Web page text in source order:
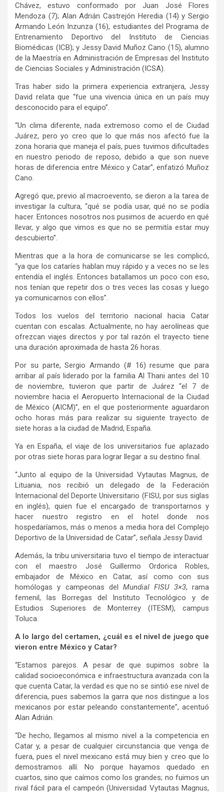
Chávez, estuvo conformado por Juan José Flores
Mendoza (7); Alan Adrián Castrejón Heredia (14) y Sergio
Armando León Inzunza (16), estudiantes del Programa de
Entrenamiento Deportivo del Instituto de Ciencias
Biomédicas (ICB); y Jessy David Muñoz Cano (15), alumno
de la Maestría en Administración de Empresas del Instituto
de Ciencias Sociales y Administración (ICSA).
Tras haber sido la primera experiencia extranjera, Jessy
David relata que “fue una vivencia única en un país muy
desconocido para el equipo”.
“Un clima diferente, nada extremoso como el de Ciudad
Juárez, pero yo creo que lo que más nos afectó fue la
zona horaria que maneja el país, pues tuvimos dificultades
en nuestro periodo de reposo, debido a que son nueve
horas de diferencia entre México y Catar”, enfatizó Muñoz
Cano.
Agregó que, previo al macroevento, se dieron a la tarea de
investigar la cultura, “qué se podía usar, qué no se podía
hacer. Entonces nosotros nos pusimos de acuerdo en qué
llevar, y algo que vimos es que no se permitía estar muy
descubierto”.
Mientras que a la hora de comunicarse se les complicó,
“ya que los cataríes hablan muy rápido y a veces no se les
entendía el inglés. Entonces batallamos un poco con eso,
nos tenían que repetir dos o tres veces las cosas y luego
ya comunicarnos con ellos”.
Todos los vuelos del territorio nacional hacia Catar
cuentan con escalas. Actualmente, no hay aerolíneas que
ofrezcan viajes directos y por tal razón el trayecto tiene
una duración aproximada de hasta 26 horas.
Por su parte, Sergio Armando (# 16) resume que para
arribar al país liderado por la familia Al Thani antes del 10
de noviembre, tuvieron que partir de Juárez “el 7 de
noviembre hacia el Aeropuerto Internacional de la Ciudad
de México (AICM)”, en el que posteriormente aguardaron
ocho horas más para realizar su siguiente trayecto de
siete horas a la ciudad de Madrid, España.
Ya en España, el viaje de los universitarios fue aplazado
por otras siete horas para lograr llegar a su destino final.
“Junto al equipo de la Universidad Vytautas Magnus, de
Lituania, nos recibió un delegado de la Federación
Internacional del Deporte Universitario (FISU, por sus siglas
en inglés), quien fue el encargado de transportarnos y
hacer nuestro registro en el hotel donde nos
hospedaríamos, más o menos a media hora del Complejo
Deportivo de la Universidad de Catar”, señala Jessy David.
Además, la tribu universitaria tuvo el tiempo de interactuar
con el maestro José Guillermo Ordorica Robles,
embajador de México en Catar, así como con sus
homólogas y campeonas delMundial FISU 3×3, rama
femenil, las Borregas del Instituto Tecnológico y de
Estudios Superiores de Monterrey (ITESM), campus
Toluca.
A lo largo del certamen, ¿cuál es el nivel de juego que
vieron entre México y Catar?
“Estamos parejos. A pesar de que supimos sobre la
calidad socioeconómica e infraestructura avanzada con la
que cuenta Catar, la verdad es que no se sintió ese nivel de
diferencia, pues sabemos la garra que nos distingue a los
mexicanos por estar peleando constantemente”, acentuó
Alan Adrián.
“De hecho, llegamos al mismo nivel a la competencia en
Catar y, a pesar de cualquier circunstancia que venga de
fuera, pues el nivel mexicano está muy bien y creo que lo
demostramos allí. No porque hayamos quedado en
cuartos, sino que caímos como los grandes; no fuimos un
rival fácil para el campeón (Universidad Vytautas Magnus,